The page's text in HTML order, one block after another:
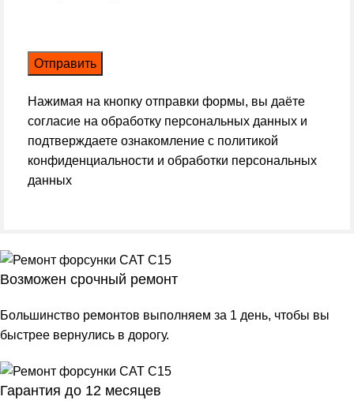
Нажимая на кнопку отправки формы, вы даёте
согласие на обработку персональных данных и
подтверждаете ознакомление с политикой
конфиденциальности и обработки персональных
данных
Возможен срочный ремонт
Большинство ремонтов выполняем за 1 день, чтобы вы
быстрее вернулись в дорогу.
Гарантия до 12 месяцев